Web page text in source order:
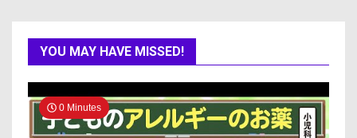
YOU MAY HAVE MISSED!
0 Minutes